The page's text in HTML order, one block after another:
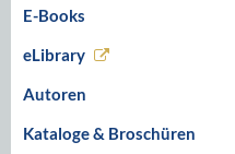
E-Books
eLibrary
Autoren
Kataloge & Broschüren